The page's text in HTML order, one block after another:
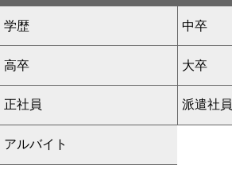
学歴 中卒
高卒 大卒
正社員 派遣社員
アルバイト